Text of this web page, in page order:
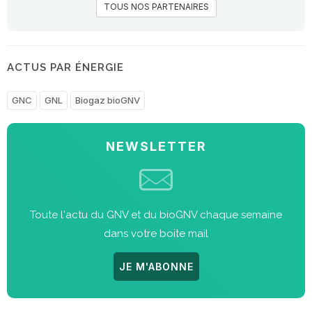
TOUS NOS PARTENAIRES
ACTUS PAR ÉNERGIE
GNC GNL Biogaz bioGNV
NEWSLETTER
Toute l'actu du GNV et du bioGNV chaque semaine
dans votre boite mail
JE M'ABONNE